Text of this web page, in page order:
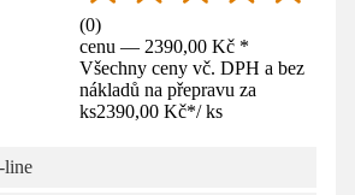
(0)
cenu — 2390,00 Kč *
Všechny ceny vč. DPH a bez
nákladů na přepravu za
ks2390,00 Kč*/ ks
line